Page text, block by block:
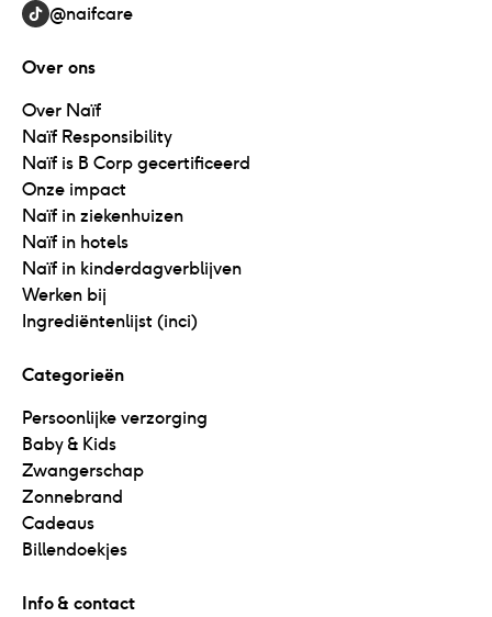
@naifcare
Over ons
Over Naïf
Naïf Responsibility
Naïf is B Corp gecertificeerd
Onze impact
Naïf in ziekenhuizen
Naïf in hotels
Naïf in kinderdagverblijven
Werken bij
Ingrediëntenlijst (inci)
Categorieën
Persoonlijke verzorging
Baby & Kids
Zwangerschap
Zonnebrand
Cadeaus
Billendoekjes
Info & contact